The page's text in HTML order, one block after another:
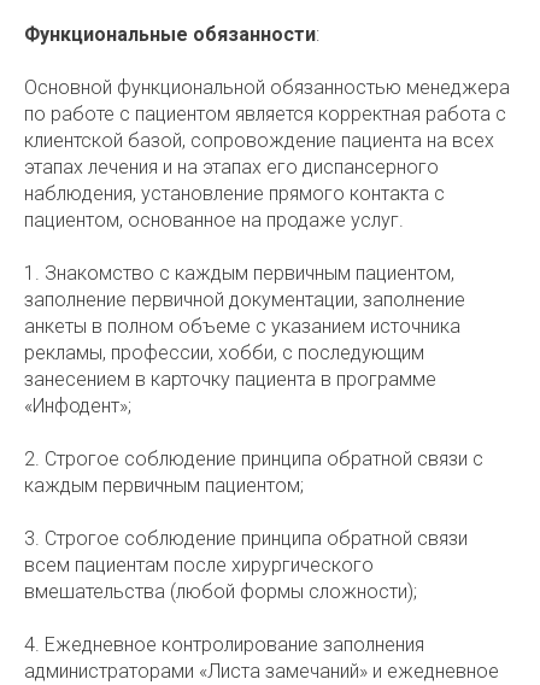
Функциональные обязанности:
Основной функциональной обязанностью менеджера
по работе с пациентом является корректная работа с
клиентской базой, сопровождение пациента на всех
этапах лечения и на этапах его диспансерного
наблюдения, установление прямого контакта с
пациентом, основанное на продаже услуг.
1. Знакомство с каждым первичным пациентом,
заполнение первичной документации, заполнение
анкеты в полном объеме с указанием источника
рекламы, профессии, хобби, с последующим
занесением в карточку пациента в программе
«Инфодент»;
2. Строгое соблюдение принципа обратной связи с
каждым первичным пациентом;
3. Строгое соблюдение принципа обратной связи
всем пациентам после хирургического
вмешательства (любой формы сложности);
4. Ежедневное контролирование заполнения
администраторами «Листа замечаний» и ежедневное